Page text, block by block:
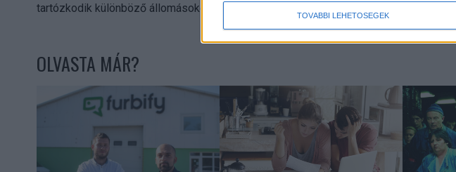
TOVÁBBI LEHETŐSÉGEK
tartózkodik különböző állomásokon a Coldplay.
OLVASTA MÁR?